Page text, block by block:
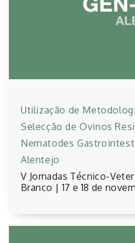
Utilização de
Selecção de Ovinos
Nematodes
Alentejo
V Jornadas Técnico-
Branco | 17 e 18 de